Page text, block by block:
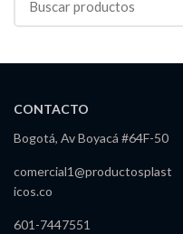
CONTACTO
Bogotá, Av Boyacá #64F-50
comercial1@productosplast
icos.co
601-7447551